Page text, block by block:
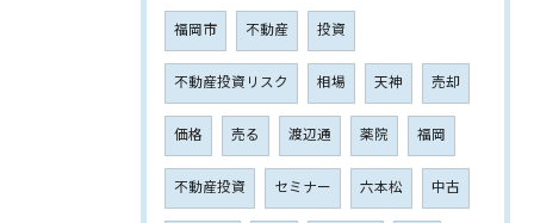
福岡市 不動産 投資
不動産投資リスク 相場 天神 売却
価格 売る 渡辺通 薬院 福岡
不動産投資 セミナー 六本松 中古